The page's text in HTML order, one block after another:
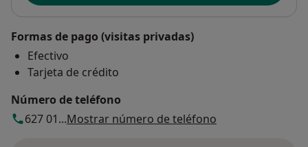
Formas de pago (visitas privadas)
Efectivo
Tarjeta de crédito
Número de teléfono
627 01...Mostrar número de teléfono